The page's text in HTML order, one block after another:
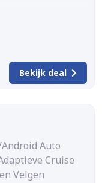
Bekijk deal
Auto
Cruise
Velgen